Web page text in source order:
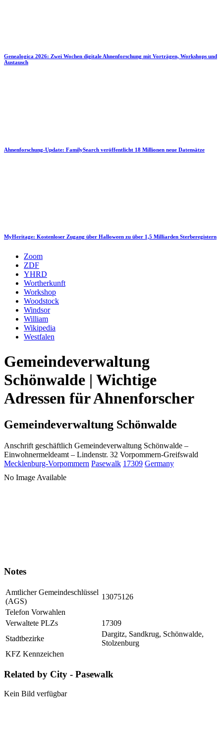
Genealogica 2026: Zwei Wochen digitale Ahnenforschung mit Vorträgen, Workshops und
Austausch
Ahnenforschung-Update: FamilySearch veröffentlicht 18 Millionen neue Datensätze
MyHeritage: Kostenloser Zugang über Halloween zu über 1,5 Milliarden Sterberegistern
Zoom
ZDF
YHRD
Wortherkunft
Workshop
Woodstock
Windsor
William
Wikipedia
Westfalen
Gemeindeverwaltung
Schönwalde | Wichtige
Adressen für Ahnenforscher
Gemeindeverwaltung Schönwalde
Anschrift geschäftlich Gemeindeverwaltung Schönwalde –
Einwohnermeldeamt – Lindenstr. 32 Vorpommern-Greifswald
Mecklenburg-Vorpommern Pasewalk 17309 Germany
No Image Available
Notes
Amtlicher Gemeindeschlüssel
(AGS)
13075126
Telefon Vorwahlen
Verwaltete PLZs
17309
Stadtbezirke
Dargitz, Sandkrug, Schönwalde,
Stolzenburg
KFZ Kennzeichen
Related by City - Pasewalk
Kein Bild verfügbar